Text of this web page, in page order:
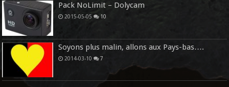
Pack NoLimit – Dolycam
2015-05-05 10
Soyons plus malin, allons aux Pays-bas….
2014-03-10 7